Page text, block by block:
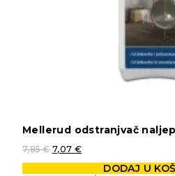
Mellerud odstranjvač
7,85€ 7,07 €
DODAJ U